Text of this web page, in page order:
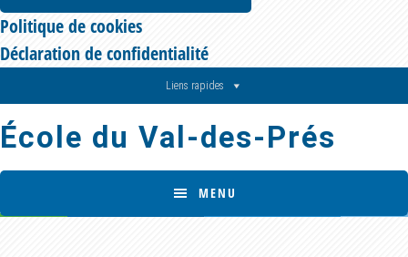
Politique de cookies
Déclaration de confidentialité
to
main
to
footer
Liens rapides
École du Val-des-Prés
MENU